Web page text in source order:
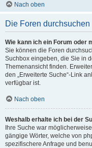
Nach oben
Die Foren durchsuchen
Wie kann ich ein Forum oder
Sie können die Foren
Suchbox eingeben, die Sie in
Themenansicht finden.
den „Erweiterte Suche“-Link
verfügbar ist.
Nach oben
Weshalb erhalte ich bei der
Ihre Suche war
gängige Wörter, welche von
spezifischere Anfrage und